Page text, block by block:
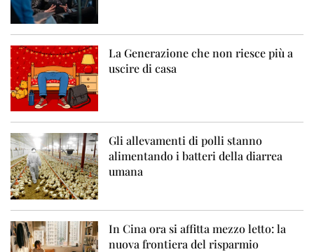
La Generazione che non riesce più a
uscire di casa
Gli allevamenti di polli stanno
alimentando i batteri della diarrea
umana
In Cina ora si affitta mezzo letto: la
nuova frontiera del risparmio